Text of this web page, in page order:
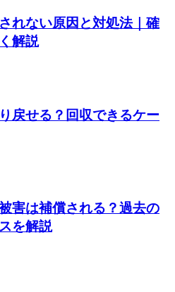
れない原因と対処法｜確
解説
戻せる？回収できるケー
害は補償される？過去の
を解説